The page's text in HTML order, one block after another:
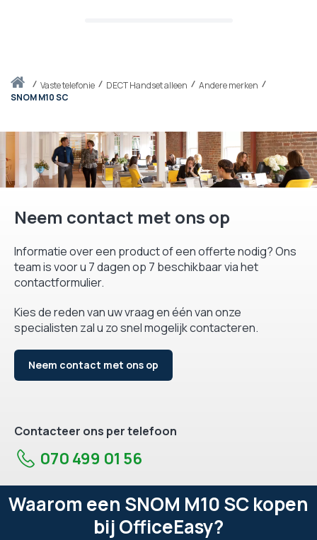
Thuisvaste telefonie DECT Handset alleen
Andere merken
SNOM M10 SC
Neem contact met ons op
Informatie over een product of een offerte nodig? Ons
team is voor u 7 dagen op 7 beschikbaar via het
contactformulier.
Kies de reden van uw vraag en één van onze
specialisten zal u zo snel mogelijk contacteren.
Neem contact met ons op
Contacteer ons per telefoon
070 499 01 56
Waarom een SNOM M10 SC kopen
bij OfficeEasy?